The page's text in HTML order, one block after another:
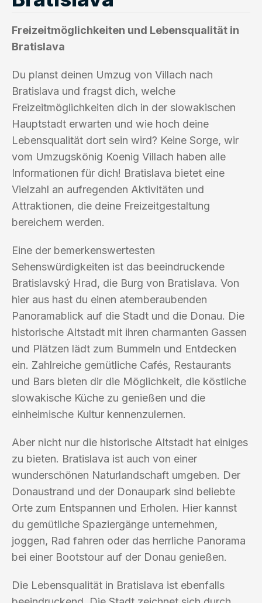
Freizeitmöglichkeiten und Lebensqualität in
Bratislava
Du planst deinen Umzug von Villach nach
Bratislava und fragst dich, welche
Freizeitmöglichkeiten dich in der slowakischen
Hauptstadt erwarten und wie hoch deine
Lebensqualität dort sein wird? Keine Sorge, wir
vom Umzugskönig Koenig Villach haben alle
Informationen für dich! Bratislava bietet eine
Vielzahl an aufregenden Aktivitäten und
Attraktionen, die deine Freizeitgestaltung
bereichern werden.
Eine der bemerkenswertesten
Sehenswürdigkeiten ist das beeindruckende
Bratislavský Hrad, die Burg von Bratislava. Von
hier aus hast du einen atemberaubenden
Panoramablick auf die Stadt und die Donau. Die
historische Altstadt mit ihren charmanten Gassen
und Plätzen lädt zum Bummeln und Entdecken
ein. Zahlreiche gemütliche Cafés, Restaurants
und Bars bieten dir die Möglichkeit, die köstliche
slowakische Küche zu genießen und die
einheimische Kultur kennenzulernen.
Aber nicht nur die historische Altstadt hat einiges
zu bieten. Bratislava ist auch von einer
wunderschönen Naturlandschaft umgeben. Der
Donaustrand und der Donaupark sind beliebte
Orte zum Entspannen und Erholen. Hier kannst
du gemütliche Spaziergänge unternehmen,
joggen, Rad fahren oder das herrliche Panorama
bei einer Bootstour auf der Donau genießen.
Die Lebensqualität in Bratislava ist ebenfalls